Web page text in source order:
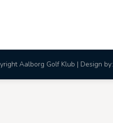
Aalborg Golf Klub | Design by: